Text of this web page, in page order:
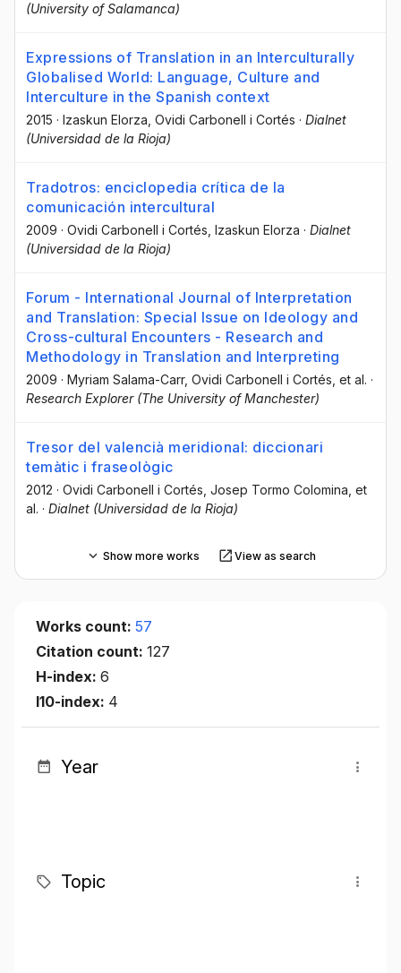
(University of Salamanca)
Expressions of Translation in an Interculturally
Globalised World: Language, Culture and
Interculture in the Spanish context
2015 · Izaskun Elorza , Ovidi Carbonell i Cortés · Dialnet
(Universidad de la Rioja)
Tradotros: enciclopedia crítica de la
comunicación intercultural
2009 · Ovidi Carbonell i Cortés , Izaskun Elorza · Dialnet
(Universidad de la Rioja)
Forum - International Journal of Interpretation
and Translation: Special Issue on Ideology and
Cross-cultural Encounters - Research and
Methodology in Translation and Interpreting
2009 · Myriam Salama-Carr, Ovidi Carbonell i Cortés , et al. ·
Research Explorer (The University of Manchester)
Tresor del valencià meridional: diccionari
temàtic i fraseològic
2012 · Ovidi Carbonell i Cortés , Josep Tormo Colomina , et
al. · Dialnet (Universidad de la Rioja)
Show more works View as search
Works count: 57
Citation count: 127
H-index: 6
I10-index: 4
Year
Topic